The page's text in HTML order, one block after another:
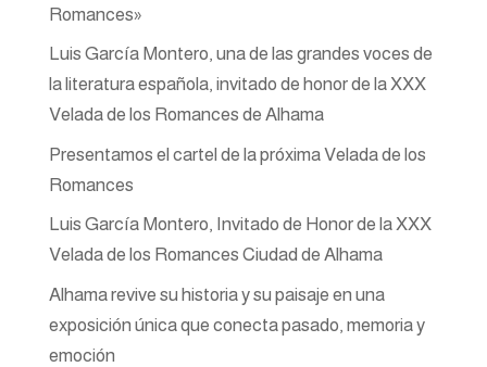
Romances»
Luis García Montero, una de las grandes voces de
la literatura española, invitado de honor de la XXX
Velada de los Romances de Alhama
Presentamos el cartel de la próxima Velada de los
Romances
Luis García Montero, Invitado de Honor de la XXX
Velada de los Romances Ciudad de Alhama
Alhama revive su historia y su paisaje en una
exposición única que conecta pasado, memoria y
emoción